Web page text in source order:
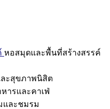
หอสมุดและพื้นที่สร้างสรรค์
ะสุขภาพนิสิต
หารและคาเฟ่
และชมรม